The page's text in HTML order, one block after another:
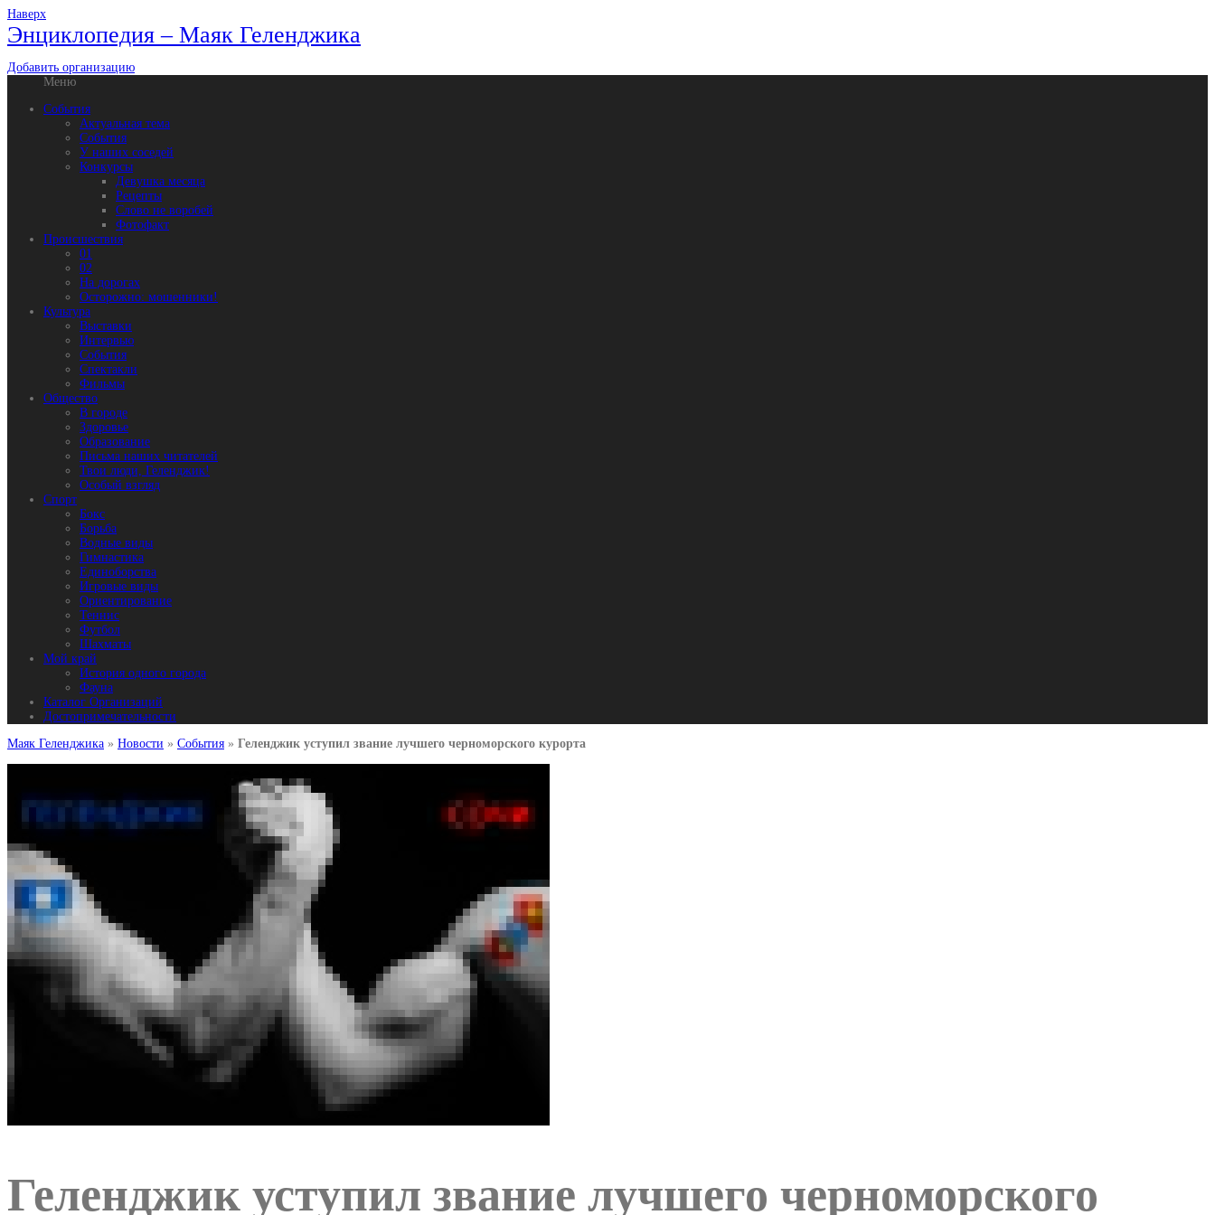
Наверх
Энциклопедия – Маяк Геленджика
Добавить организацию
Меню
События
Актуальная тема
События
У наших соседей
Конкурсы
Девушка месяца
Рецепты
Слово не воробей
Фотофакт
Происшествия
01
02
На дорогах
Осторожно: мошенники!
Культура
Выставки
Интервью
События
Спектакли
Фильмы
Общество
В городе
Здоровье
Образование
Письма наших читателей
Твои люди, Геленджик!
Особый взгляд
Спорт
Бокс
Борьба
Водные виды
Гимнастика
Единоборства
Игровые виды
Ориентирование
Теннис
Футбол
Шахматы
Мой край
История одного города
Фауна
Каталог Организаций
Достопримечательности
Маяк Геленджика » Новости » События » Геленджик уступил звание лучшего черноморского курорта
Геленджик уступил звание лучшего черноморского